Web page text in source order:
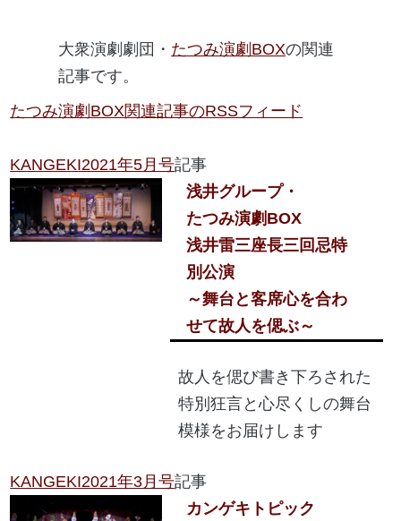
大衆演劇劇団・ たつみ演劇BOXの関連
記事です。
たつみ演劇BOX関連記事のRSSフィード
KANGEKI2021年5月号記事
浅井グループ・
たつみ演劇BOX
浅井雷三座長三回忌特
別公演
～舞台と客席心を合わ
せて故人を偲ぶ～
故人を偲び書き下ろされた
特別狂言と心尽くしの舞台
模様をお届けします
KANGEKI2021年3月号記事
カンゲキトピック